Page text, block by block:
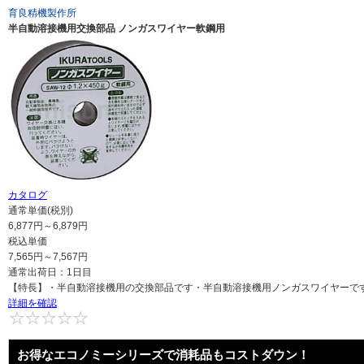
育良精機製作所
半自動溶接機用交換部品 ノンガスワイヤー軟鋼用
カタログ
通常単価(税別)
6,877円 ～6,879円
税込単価
7,565円 ～7,567円
通常出荷日： 1日目
【特長】・半自動溶接機用の交換部品です・半自動溶接機用ノンガスワイヤーで
詳細を確認
お得なエコノミーシリーズで消耗品もコストダウン！